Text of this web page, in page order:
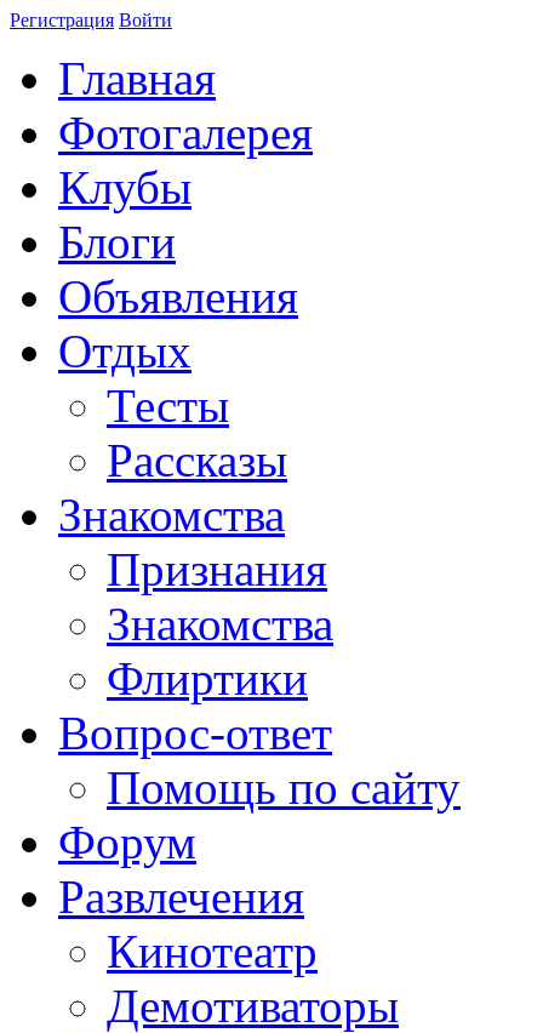
Регистрация Войти
Главная
Фотогалерея
Клубы
Блоги
Объявления
Отдых
Тесты
Рассказы
Знакомства
Признания
Знакомства
Флиртики
Вопрос-ответ
Помощь по сайту
Форум
Развлечения
Кинотеатр
Демотиваторы